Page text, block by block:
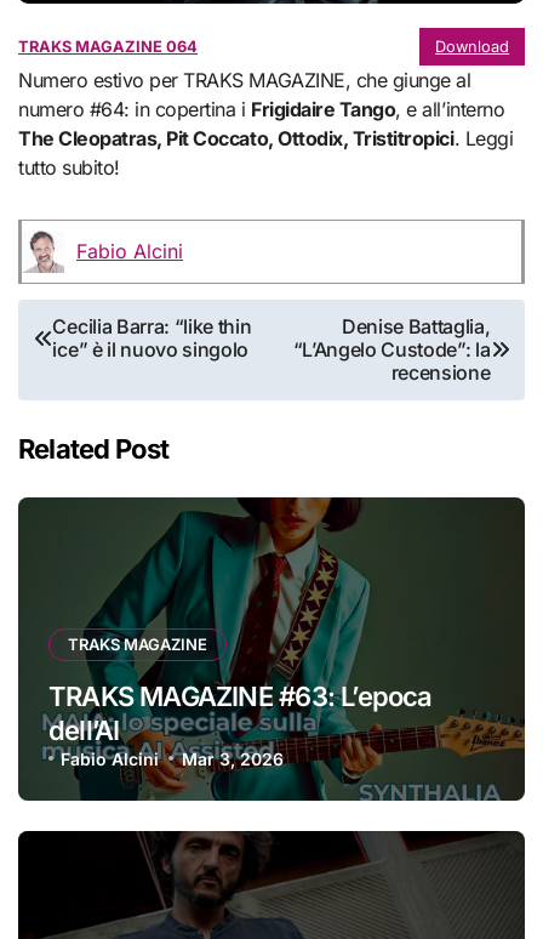
TRAKS MAGAZINE 064 Download
Numero estivo per TRAKS MAGAZINE, che giunge al
numero #64: in copertina i Frigidaire Tango, e all’interno
The Cleopatras, Pit Coccato, Ottodix, Tristitropici. Leggi
tutto subito!
Fabio Alcini
Navigazione
articoli
Cecilia Barra: “like thin
ice” è il nuovo singolo
Denise Battaglia,
“L’Angelo Custode”: la
recensione
Related Post
TRAKS MAGAZINE
TRAKS MAGAZINE #63: L’epoca
dell’AI
Fabio Alcini Mar 3, 2026